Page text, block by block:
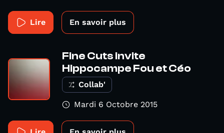
Lire En savoir plus
Fine Cuts invite
Hippocampe Fou et Céo
Collab'
Mardi 6 Octobre 2015